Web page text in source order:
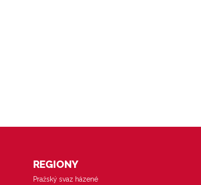
REGIONY
Pražský svaz házené